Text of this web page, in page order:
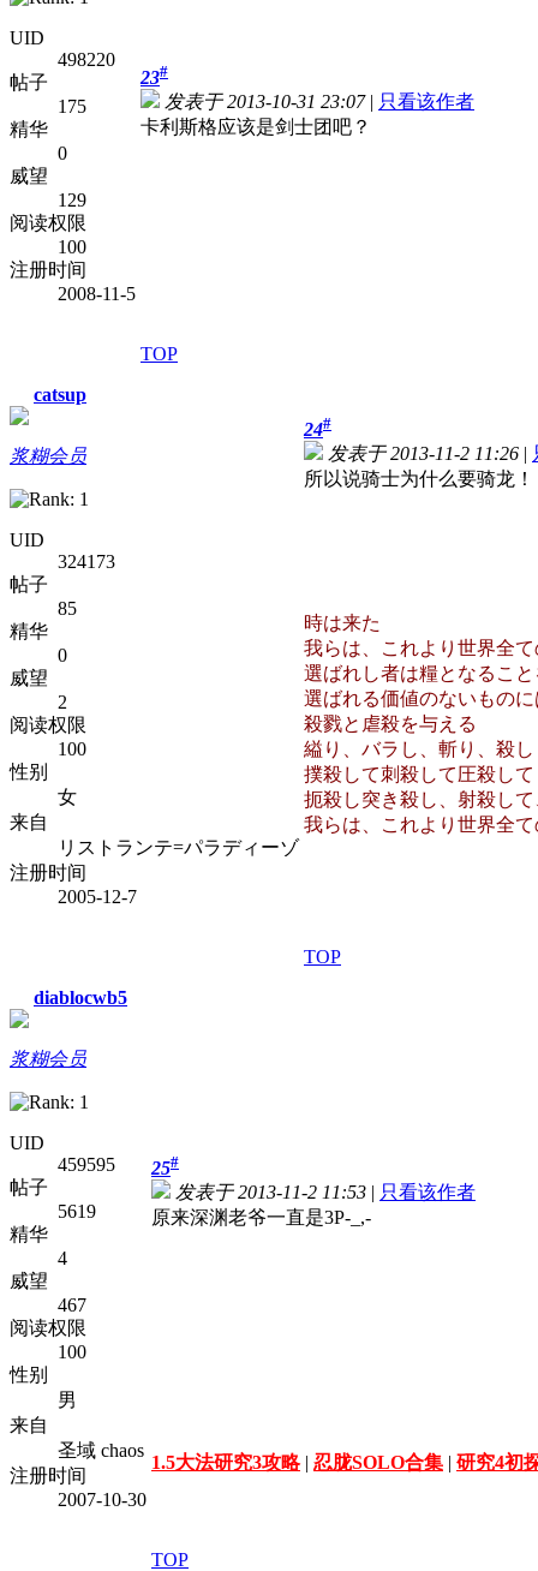
UID
498220
帖子
175
精华
0
威望
129
阅读权限
100
注册时间
2008-11-5
23#
发表于 2013-10-31 23:07| 只看该作者
卡利斯格应该是剑士团吧？
TOP
catsup
浆糊会员
UID
324173
帖子
85
精华
0
威望
2
阅读权限
100
性别
女
来自
リストランテ=パラディーゾ
注册时间
2005-12-7
24#
发表于 2013-11-2 11:26 |
所以说骑士为什么要骑龙！
時は来た
我らは、これより世界全
選ばれし者は糧となるこ
選ばれる価値のないものに
殺戮と虐殺を与える
縊り、バラし、斬り、殺し
撲殺して刺殺して圧殺して
扼殺し突き殺し、射殺し
我らは、これより世界全
TOP
diablocwb5
浆糊会员
UID
459595
帖子
5619
精华
4
威望
467
阅读权限
100
性别
男
来自
圣域 chaos
注册时间
2007-10-30
25#
发表于 2013-11-2 11:53 | 只看该作者
原来深渊老爷一直是3P-_,-
1.5大法研究3攻略| 忍胧SOLO合集 | 研究4初
TOP